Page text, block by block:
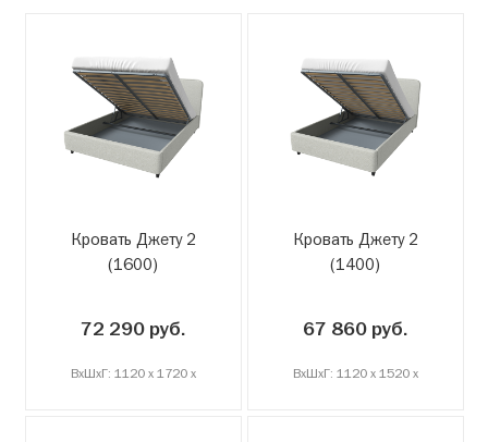
Кровать Джету 2
(1600)
72 290 руб.
ВxШxГ: 1120 x 1720 x
Кровать Джету 2
(1400)
67 860 руб.
ВxШxГ: 1120 x 1520 x